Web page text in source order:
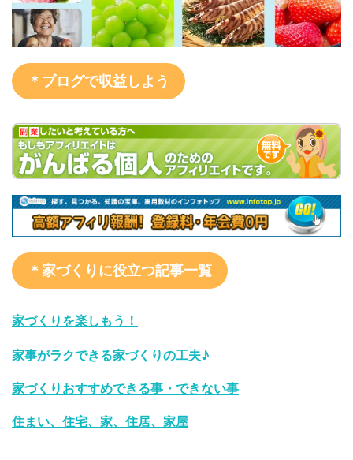
＊ブログで収益しよう
＊家づくりに役立つ記事一覧
家づくりを楽しもう！
家事がラクできる家づくりの工夫♪
家づくりおすすめできる事・できない事
住まい、住宅、家、住居、家屋